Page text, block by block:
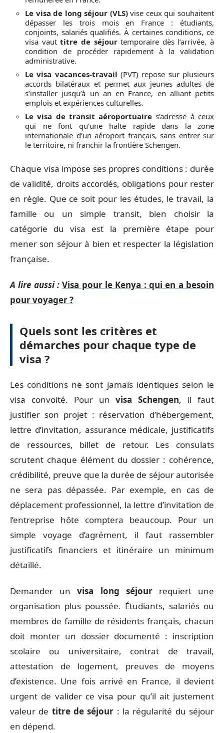
Le visa de long séjour (VLS)vise ceux qui souhaitent
dépasser les trois mois en France : étudiants,
conjoints, salariés qualifiés. À certaines conditions, ce
visa vauttitre de séjourtemporaire dès l’arrivée, à
condition de procéder rapidement à la validation
administrative.
Le visa vacances-travail (PVT) repose sur plusieurs
accords bilatéraux et permet aux jeunes adultes de
s’installer jusqu’à un an en France, en alliant petits
emplois et expériences culturelles.
Le visa de transit aéroportuaire s’adresse à ceux
qui ne font qu’une halte rapide dans la zone
internationale d’un aéroport français, sans entrer sur
le territoire, ni franchir la frontière Schengen.
Chaque visa impose ses propres conditions : durée
de validité, droits accordés, obligations pour rester
en règle. Que ce soit pour les études, le travail, la
famille ou un simple transit, bien choisir la
catégorie du visa est la première étape pour
mener son séjour à bien et respecter la législation
française.
A lire aussi : Visa pour le Kenya : qui en a besoin
pour voyager ?
Quels sont les critères et
démarches pour chaque type de
visa ?
Les conditions ne sont jamais identiques selon le
visa convoité. Pour unvisa Schengen, il faut
justifier son projet : réservation d’hébergement,
lettre d’invitation, assurance médicale, justificatifs
de ressources, billet de retour. Les consulats
scrutent chaque élément du dossier : cohérence,
crédibilité, preuve que la durée de séjour autorisée
ne sera pas dépassée. Par exemple, en cas de
déplacement professionnel, la lettre d’invitation de
l’entreprise hôte comptera beaucoup. Pour un
simple voyage d’agrément, il faut rassembler
justificatifs financiers et itinéraire un minimum
détaillé.
Demander unvisa long séjourrequiert une
organisation plus poussée. Étudiants, salariés ou
membres de famille de résidents français, chacun
doit monter un dossier documenté : inscription
scolaire ou universitaire, contrat de travail,
attestation de logement, preuves de moyens
d’existence. Une fois arrivé en France, il devient
urgent de valider ce visa pour qu’il ait justement
valeur de titre de séjour : la régularité du séjour
en dépend.